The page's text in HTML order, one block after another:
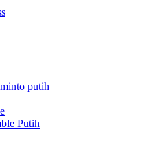
putih
Putih